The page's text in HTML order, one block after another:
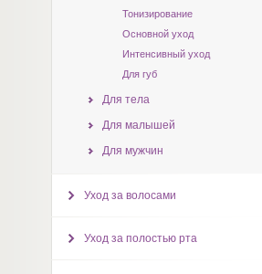
Тонизирование
Основной уход
Интенсивный уход
Для губ
Для тела
Для малышей
Для мужчин
Уход за волосами
Уход за полостью рта